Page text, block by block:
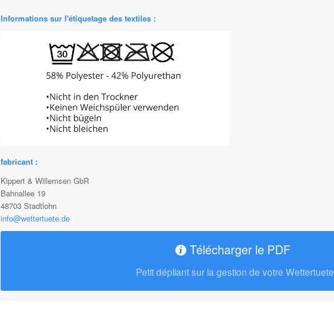
Informations sur l'étiquetage des textiles :
fabricant :
Kippert & Willemsen GbR
Bahnallee 19
48703 Stadtlohn
info@wettertuete.de
Télécharger le PDF
Petit dépliant sur la gestion de votre Wettertuete